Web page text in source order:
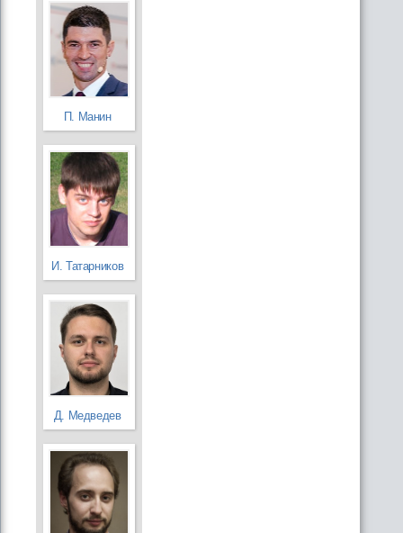
П. Манин
И. Татарников
Д. Медведев